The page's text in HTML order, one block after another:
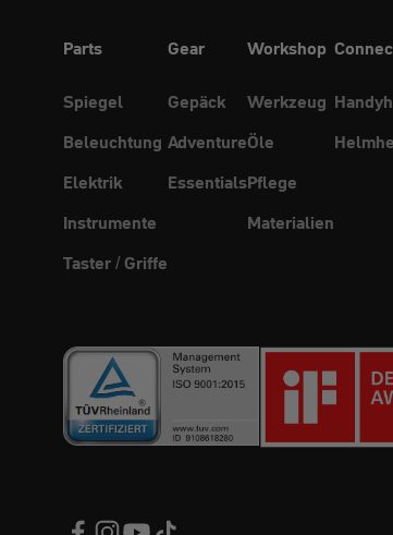
Parts
Spiegel
Beleuchtung
Elektrik
Instrumente
Taster / Griffe
Gear
Gepäck
Adventure
Essentials
Workshop
Werkzeug
Öle
Pflege
Materialien